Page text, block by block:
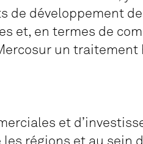
de développement
et, en termes de
un
et